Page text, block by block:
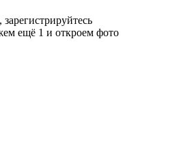
ещё 1 и откроем фото